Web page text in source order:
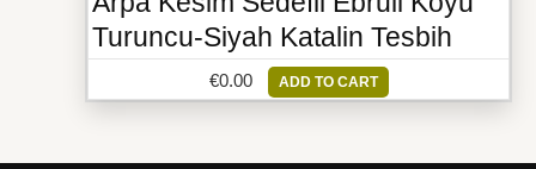
Turuncu-Siyah Katalin Tesbih
€0.00 ADD TO CART